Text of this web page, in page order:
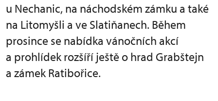
u Nechanic, na náchodském zámku a také
na Litomyšli a ve Slatiňanech. Během
prosince se nabídka vánočních akcí
a prohlídek rozšíří ještě o hrad Grabštejn
a zámek Ratibořice.